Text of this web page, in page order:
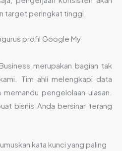
target peringkat tinggi.
profil Google My
merupakan bagian tak
Tim ahli melengkapi data
pengelolaan ulasan.
bisnis Anda bersinar terang
kata kunci yang paling